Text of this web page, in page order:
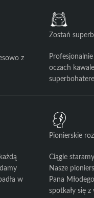
z
Zostań
oczach
w
Pionierskie
Ciągle
Nasze
Pana
spotkały się